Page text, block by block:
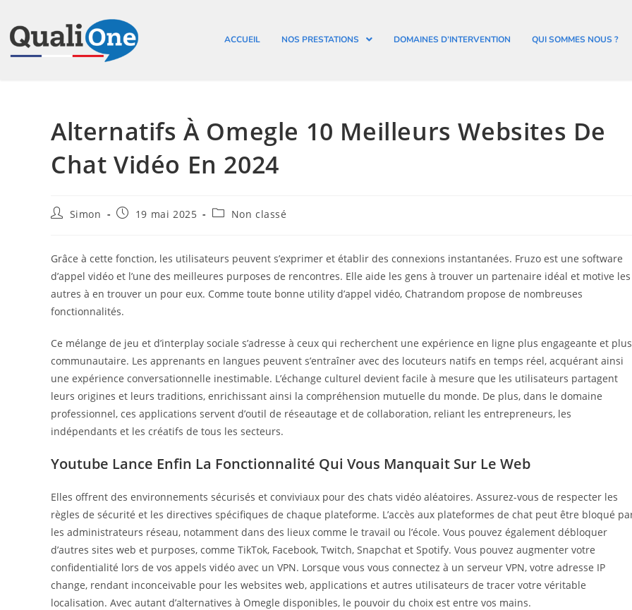
ACCUEIL NOS PRESTATIONS DOMAINES D’INTERVENTION QUI SOMMES NOUS ?
Alternatifs À Omegle 10 Meilleurs Websites De
Chat Vidéo En 2024
Simon 19 mai 2025 Non classé
Grâce à cette fonction, les utilisateurs peuvent s’exprimer et établir des connexions instantanées. Fruzo est une software
d’appel vidéo et l’une des meilleures purposes de rencontres. Elle aide les gens à trouver un partenaire idéal et motive les
autres à en trouver un pour eux. Comme toute bonne utility d’appel vidéo, Chatrandom propose de nombreuses
fonctionnalités.
Ce mélange de jeu et d’interplay sociale s’adresse à ceux qui recherchent une expérience en ligne plus engageante et plus
communautaire. Les apprenants en langues peuvent s’entraîner avec des locuteurs natifs en temps réel, acquérant ainsi
une expérience conversationnelle inestimable. L’échange culturel devient facile à mesure que les utilisateurs partagent
leurs origines et leurs traditions, enrichissant ainsi la compréhension mutuelle du monde. De plus, dans le domaine
professionnel, ces applications servent d’outil de réseautage et de collaboration, reliant les entrepreneurs, les
indépendants et les créatifs de tous les secteurs.
Youtube Lance Enfin La Fonctionnalité Qui Vous Manquait Sur Le Web
Elles offrent des environnements sécurisés et conviviaux pour des chats vidéo aléatoires. Assurez-vous de respecter les
règles de sécurité et les directives spécifiques de chaque plateforme. L’accès aux plateformes de chat peut être bloqué
les administrateurs réseau, notamment dans des lieux comme le travail ou l’école. Vous pouvez également débloquer
d’autres sites web et purposes, comme TikTok, Facebook, Twitch, Snapchat et Spotify. Vous pouvez augmenter votre
confidentialité lors de vos appels vidéo avec un VPN. Lorsque vous vous connectez à un serveur VPN, votre adresse IP
change, rendant inconceivable pour les websites web, applications et autres utilisateurs de tracer votre véritable
localisation. Avec autant d’alternatives à Omegle disponibles, le pouvoir du choix est entre vos mains.